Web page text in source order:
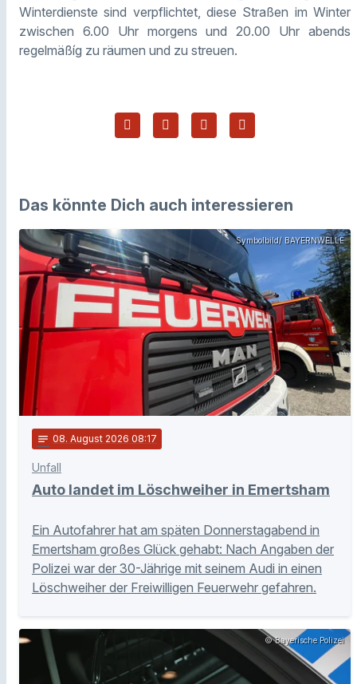
Winterdienste sind verpflichtet, diese Straßen im Winter
zwischen 6.00 Uhr morgens und 20.00 Uhr abends
regelmäßíg zu räumen und zu streuen.
Das könnte Dich auch interessieren
Symbolbild/ BAYERNWELLE
notes 08. August 2026 08:17
Unfall
Auto landet im Löschweiher in Emertsham
Ein Autofahrer hat am späten Donnerstagabend in
Emertsham großes Glück gehabt: Nach Angaben der
Polizei war der 30-Jährige mit seinem Audi in einen
Löschweiher der Freiwilligen Feuerwehr gefahren.
© Bayerische Polizei